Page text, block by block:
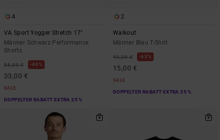
4
VA Sport Yogger Stretch 17"
Männer Schwarz Performance
Shorts
55,00 € 40%
33,00 €
SALE
DOPPELTER RABATT EXTRA 25 %
2
Walkout
Männer Blau T-Shirt
40,00 € 63%
15,00 €
SALE
DOPPELTER RABATT EXTRA 25 %